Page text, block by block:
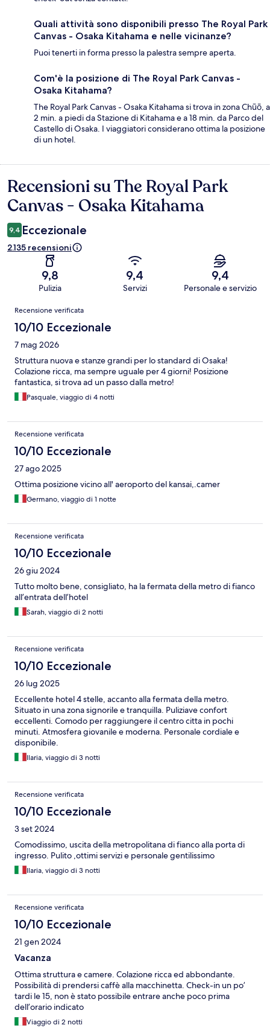
Quali attività sono disponibili presso The Royal Park
Canvas - Osaka Kitahama e nelle vicinanze?
Puoi tenerti in forma presso la palestra sempre aperta.
Com'è la posizione di The Royal Park Canvas -
Osaka Kitahama?
The Royal Park Canvas - Osaka Kitahama si trova in zona Chūō, a
2 min. a piedi da Stazione di Kitahama e a 18 min. da Parco del
Castello di Osaka. I viaggiatori considerano ottima la posizione
di un hotel.
Recensioni
Recensioni su The Royal Park
Canvas - Osaka Kitahama
9,4 Eccezionale
2.135 recensioni
9,8
Pulizia
9,4
Servizi
9,4
Personale e servizio
Recensioni
Recensione verificata
10/10 Eccezionale
7 mag 2026
Struttura nuova e stanze grandi per lo standard di Osaka!
Colazione ricca, ma sempre uguale per 4 giorni! Posizione
fantastica, si trova ad un passo dalla metro!
Pasquale, viaggio di 4 notti
Recensione verificata
10/10 Eccezionale
27 ago 2025
Ottima posizione vicino all' aeroporto del kansai,.camer
Germano, viaggio di 1 notte
Recensione verificata
10/10 Eccezionale
26 giu 2024
Tutto molto bene, consigliato, ha la fermata della metro di fianco
all’entrata dell’hotel
Sarah, viaggio di 2 notti
Recensione verificata
10/10 Eccezionale
26 lug 2025
Eccellente hotel 4 stelle, accanto alla fermata della metro.
Situato in una zona signorile e tranquilla. Puliziave confort
eccellenti. Comodo per raggiungere il centro citta in pochi
minuti. Atmosfera giovanile e moderna. Personale cordiale e
disponibile.
Ilaria, viaggio di 3 notti
Recensione verificata
10/10 Eccezionale
3 set 2024
Comodissimo, uscita della metropolitana di fianco alla porta di
ingresso. Pulito ,ottimi servizi e personale gentilissimo
Ilaria, viaggio di 3 notti
Recensione verificata
10/10 Eccezionale
21 gen 2024
Vacanza
Ottima struttura e camere. Colazione ricca ed abbondante.
Possibilità di prendersi caffè alla macchinetta. Check-in un po’
tardi le 15, non è stato possibile entrare anche poco prima
dell’orario indicato
Viaggio di 2 notti